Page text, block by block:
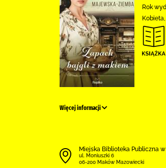
Rok
Więcej informacji
Miejska Biblioteka Publiczna
ul. Moniuszki 6
06-200 Maków Mazowiecki